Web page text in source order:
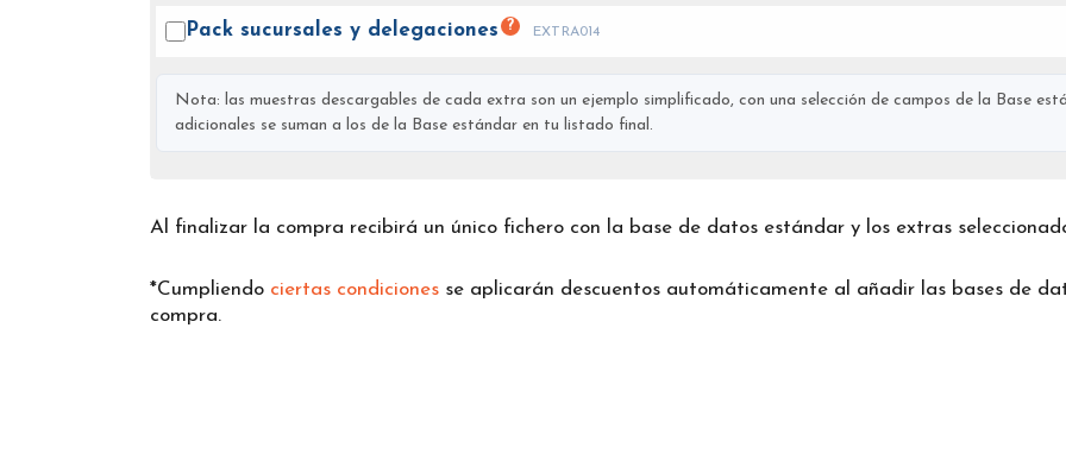
Pack sucursales y delegaciones ? EXTRA014
Nota: las muestras descargables de cada extra son un ejemplo simplificado, con una selección de campos de la Base
adicionales se suman a los de la Base estándar en tu listado final.
Al finalizar la compra recibirá un único fichero con la base de datos estándar y los extras
*Cumpliendo ciertas condiciones se aplicarán descuentos automáticamente al añadir las bases de
compra.